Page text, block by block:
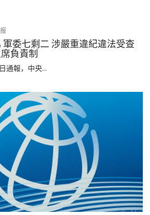
委七剩二 涉嚴重違紀違法受查
負責制
通報，中央...